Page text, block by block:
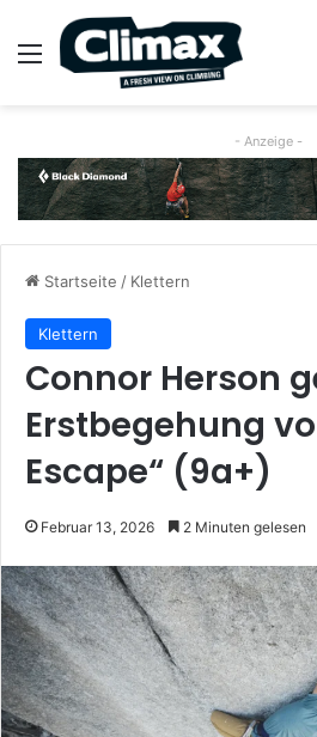
Menü
- Anzeige -
Startseite / Klettern
Klettern
Connor Herson
Erstbegehung
Escape“ (9a+)
Februar 13, 2026 2 Minuten gelesen